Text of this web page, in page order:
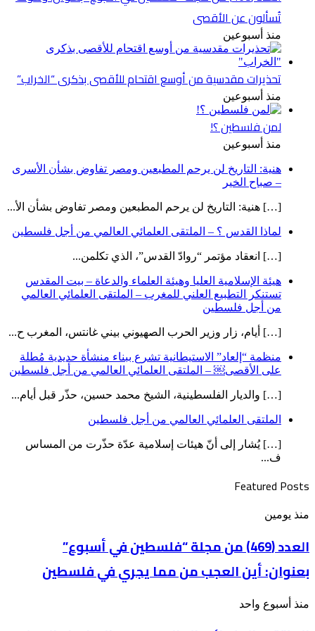
تُسألون عن الأقصى
منذ أسبوعين
تحذيرات مقدسية من أوسع اقتحام للأقصى بذكرى “الخراب”
منذ أسبوعين
لمن فلسطين ؟!
منذ أسبوعين
هنية: التاريخ لن يرحم المطبعين ومصر تفاوض بشأن الأسرى
– صباح الخير
[…] هنية: التاريخ لن يرحم المطبعين ومصر تفاوض بشأن الأ...
لماذا القدس ؟ – الملتقى العلمائي العالمي من أجل فلسطين
[…] انعقاد مؤتمر “روادّ القدس”، الذي تكلمن...
هيئة الإسلامية العليا وهيئة العلماء والدعاة – بيت المقدس
تستنكر التطبيع العلني للمغرب – الملتقى العلمائي العالمي
من أجل فلسطين
[…] أيام، زار وزير الحرب الصهيوني بيني غانتس، المغرب ح...
منظمة “إلعاد” الاستيطانية تشرع ببناء منشأة حديدية مُطلة
على الأقصى￼ – الملتقى العلمائي العالمي من أجل فلسطين
[…] والديار الفلسطينية، الشيخ محمد حسين، حذّر قبل أيام...
الملتقى العلمائي العالمي من أجل فلسطين
[…] يُشار إلى أنّ هيئات إسلامية عدّة حذّرت من المساس
ف...
Featured Posts
العدد
من
مجلة
“فلسطين
في
بعنوان: أين
منذ يومين
العدد (469) من مجلة “فلسطين في أسبوع”
بعنوان: أين العجب من مما يجري في فلسطين
الملتقى
منذ أسبوع واحد